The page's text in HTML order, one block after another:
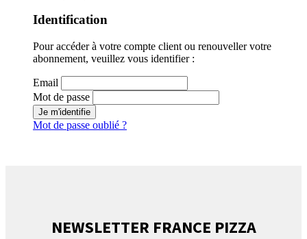
Identification
Pour accéder à votre compte client ou renouveller votre
abonnement, veuillez vous identifier :
Email
Mot de passe
Je m'identifie
Mot de passe oublié ?
NEWSLETTER FRANCE PIZZA